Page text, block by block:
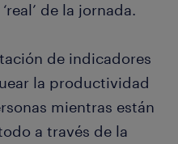
de la jornada.
de indicadores
la productividad
mientras están
a través de la